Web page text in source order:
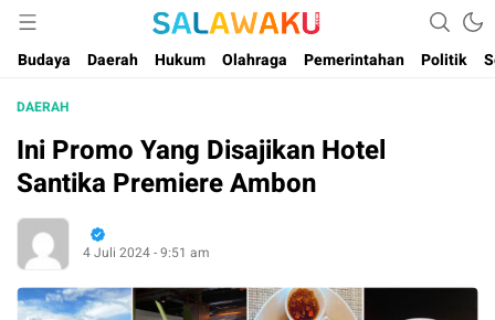
Salawaku Maluku
Salam dan Warta Anak Maluku
Budaya
Daerah Hukum Olahraga Pemerintahan Politik
DAERAH
Ini Promo Yang Disajikan Hotel
Santika Premiere Ambon
4 Juli 2024 - 9:51 am